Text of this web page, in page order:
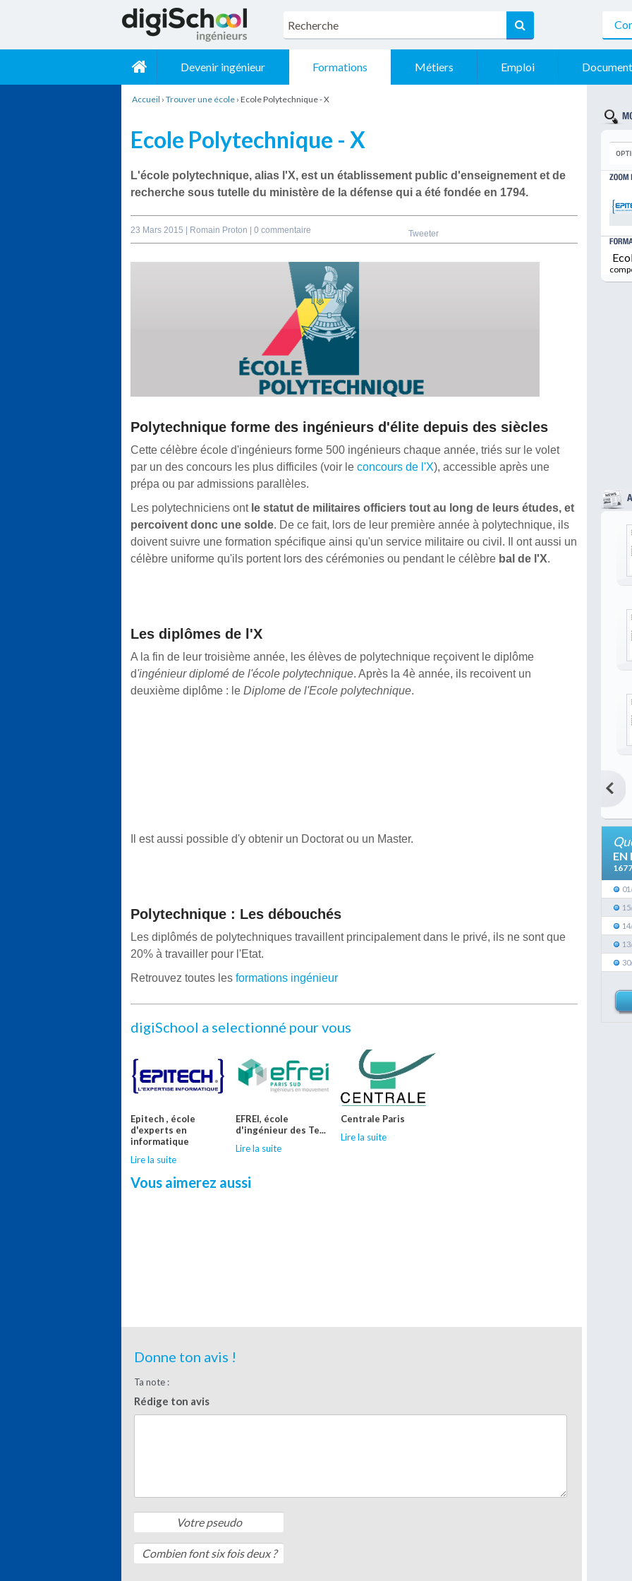
Devenir ingénieur Formations Métiers Emploi
Accueil ›Trouver une école ›Ecole Polytechnique - X
Ecole Polytechnique - X
L'école polytechnique, alias l'X, est un établissement public d'enseignement et de
recherche sous tutelle du ministère de la défense qui a été fondée en 1794.
23 Mars 2015 | Romain Proton |0 commentaire Tweeter
Polytechnique forme des ingénieurs d'élite depuis des siècles
Cette célèbre école d'ingénieurs forme 500 ingénieurs chaque année, triés sur le volet
par un des concours les plus difficiles (voir leconcours de l'X), accessible après une
prépa ou par admissions parallèles.
Les polytechniciens ont le statut de militaires officiers tout au long de leurs études, et
percoivent donc une solde. De ce fait, lors de leur première année à polytechnique, ils
doivent suivre une formation spécifique ainsi qu'un service militaire ou civil. Il ont aussi un
célèbre uniforme qu'ils portent lors des cérémonies ou pendant le célèbre bal de l'X.
Les diplômes de l'X
A la fin de leur troisième année, les élèves de polytechnique reçoivent le diplôme
d'ingénieur diplomé de l'école polytechnique. Après la 4è année, ils recoivent un
deuxième diplôme : leDiplome de l'Ecole polytechnique.
Il est aussi possible d'y obtenir un Doctorat ou un Master.
Polytechnique : Les débouchés
Les diplômés de polytechniques travaillent principalement dans le privé, ils ne sont que
20% à travailler pour l'Etat.
Retrouvez toutes lesformations ingénieur
digiSchool a selectionné pour vous
Epitech , école
d'experts en
informatique
Lire la suite
EFREI, école
d'ingénieur des Te...
Lire la suite
Centrale Paris
Lire la suite
Vous aimerez aussi
Donne ton avis !
Ta note :
Rédige ton avis
EN